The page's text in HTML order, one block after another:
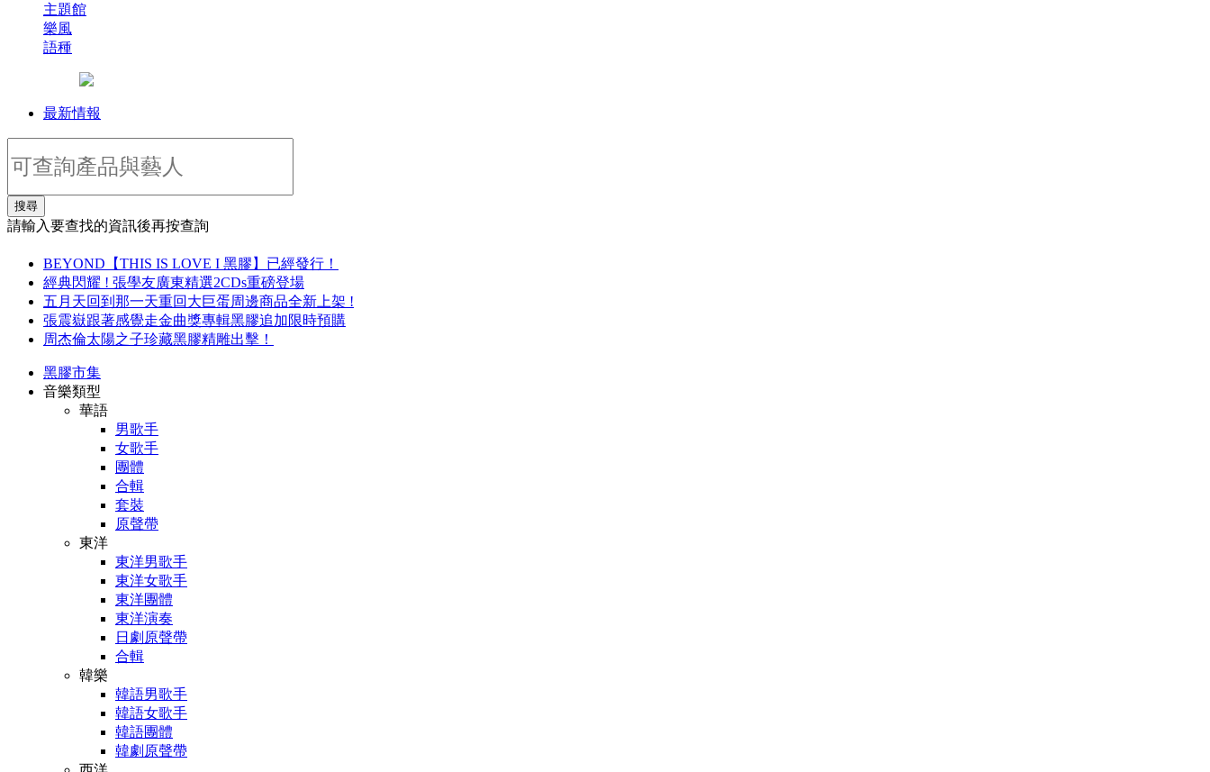
主題館
樂風
語種
最新情報
搜尋
請輸入要查找的資訊後再按查詢
BEYOND【THIS IS LOVE I 黑膠】已經發行！
經典閃耀 ! 張學友廣東精選2CDs重磅登場
五月天回到那一天重回大巨蛋周邊商品全新上架 !
張震嶽跟著感覺走金曲獎專輯黑膠追加限時預購
周杰倫太陽之子珍藏黑膠精雕出擊！
黑膠市集
音樂類型
華語
男歌手
女歌手
團體
合輯
套裝
原聲帶
東洋
東洋男歌手
東洋女歌手
東洋團體
東洋演奏
日劇原聲帶
合輯
韓樂
韓語男歌手
韓語女歌手
韓語團體
韓劇原聲帶